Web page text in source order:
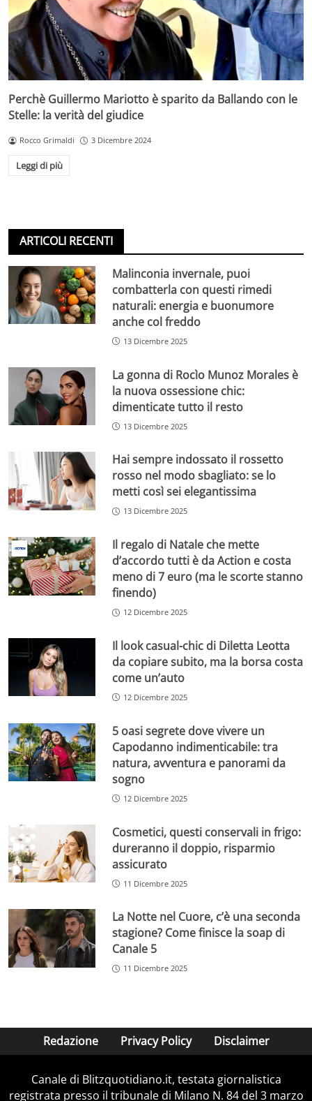
Perchè Guillermo Mariotto è sparito da Ballando con le
Stelle: la verità del giudice
Rocco Grimaldi 3 Dicembre 2024
Leggi di più
ARTICOLI RECENTI
Malinconia invernale, puoi
combatterla con questi rimedi
naturali: energia e buonumore
anche col freddo
13 Dicembre 2025
La gonna di Rocìo Munoz Morales è
la nuova ossessione chic:
dimenticate tutto il resto
13 Dicembre 2025
Hai sempre indossato il rossetto
rosso nel modo sbagliato: se lo
metti così sei elegantissima
13 Dicembre 2025
Il regalo di Natale che mette
d’accordo tutti è da Action e costa
meno di 7 euro (ma le scorte stanno
finendo)
12 Dicembre 2025
Il look casual-chic di Diletta Leotta
da copiare subito, ma la borsa costa
come un’auto
12 Dicembre 2025
5 oasi segrete dove vivere un
Capodanno indimenticabile: tra
natura, avventura e panorami da
sogno
12 Dicembre 2025
Cosmetici, questi conservali in frigo:
dureranno il doppio, risparmio
assicurato
11 Dicembre 2025
La Notte nel Cuore, c’è una seconda
stagione? Come finisce la soap di
Canale 5
11 Dicembre 2025
Redazione Privacy Policy Disclaimer
Canale di Blitzquotidiano.it, testata giornalistica
registrata presso il tribunale di Milano N. 84 del 3 marzo